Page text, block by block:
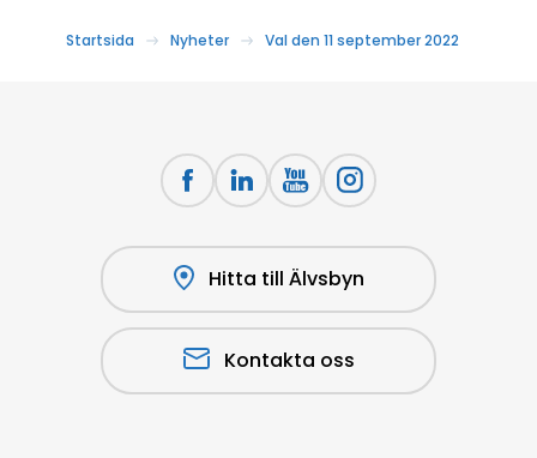
Startsida Nyheter Val den 11 september 2022
Hitta till Älvsbyn
Kontakta oss